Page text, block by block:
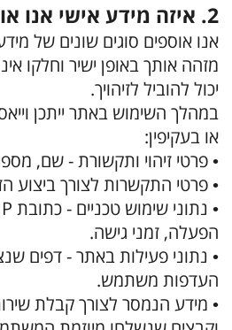
2. איזה מידע אישי אנו אוספים?
אנו אוספים סוגים שונים של
מזהה אותך באופן ישיר וחלקו
יכול להוביל לזיהויך.
במהלך השימוש באתר ייתכן
או בעקיפין:
• פרטי זיהוי ותקשורת - שם,
• פרטי התקשרות לצורך ביצוע
הפעלה, זמני גישה.
• נתוני פעילות באתר - דפים
העדפות משתמש.
• מידע הנמסר לצורך קבלת